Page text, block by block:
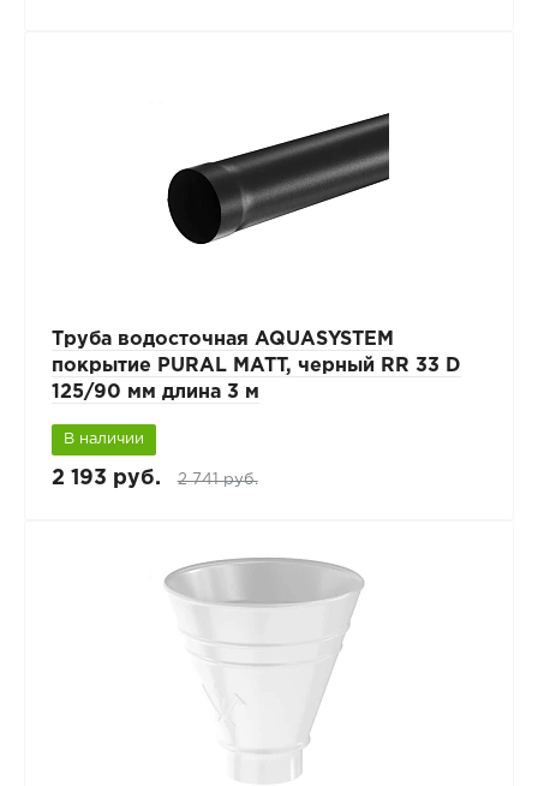
Труба водосточная AQUASYSTEM
покрытие PURAL MATT, черный RR 33 D
125/90 мм длина 3 м
В наличии
2 193 руб. 2 741 руб.